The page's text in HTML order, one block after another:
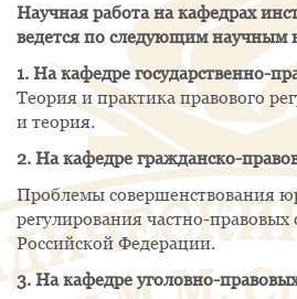
Научная работа на кафедрах
ведется по следующим научным
1. На кафедре государственно-
Теория и практика правового
и теория.
2. На кафедре гражданско-
Проблемы совершенствования
регулирования частно-
Российской Федерации.
3. На кафедре уголовно-